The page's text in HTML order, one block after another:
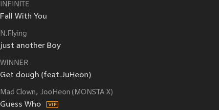
INFINITE
Fall With You
N.Flying
just another Boy
WINNER
Get dough (feat.JuHeon)
Mad Clown JooHeon (MONSTA X)
Guess Who